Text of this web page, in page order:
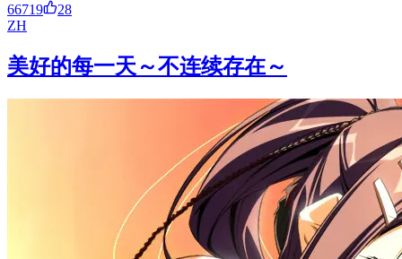
66719
28
ZH
美好的每一天～不连续存在～